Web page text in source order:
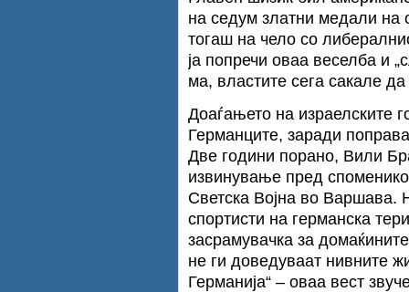
на седум златни медали на
тогаш на чело со
ја попречи оваа веселба и
ма, властите сега сакале
Доаѓањето на израелските
Германците, заради
Две години порано, Вили
извинување пред
Светска Војна во Варшава.
спортисти на германска
засрамувачка за
не ги доведуваат нивните
Германија“ – оваа вест